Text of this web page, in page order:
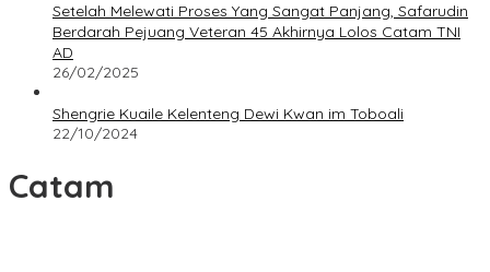
Setelah Melewati Proses Yang Sangat Panjang, Safarudin
Berdarah Pejuang Veteran 45 Akhirnya Lolos Catam TNI
AD
26/02/2025
Shengrie Kuaile Kelenteng Dewi Kwan im Toboali
22/10/2024
Catam